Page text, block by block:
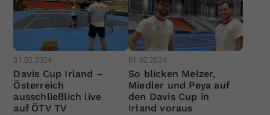
01.02.2024
Davis Cup Irland –
Österreich
ausschließlich live
auf ÖTV TV
01.02.2024
So blicken Melzer,
Miedler und Peya auf
den Davis Cup in
Irland voraus